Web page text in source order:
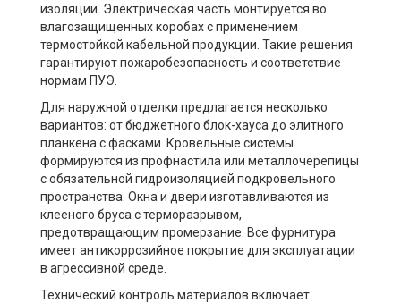
изоляции. Электрическая часть монтируется во
влагозащищенных коробах с применением
термостойкой кабельной продукции. Такие решения
гарантируют пожаробезопасность и соответствие
нормам ПУЭ.
Для наружной отделки предлагается несколько
вариантов: от бюджетного блок-хауса до элитного
планкена с фасками. Кровельные системы
формируются из профнастила или металлочерепицы
с обязательной гидроизоляцией подкровельного
пространства. Окна и двери изготавливаются из
клееного бруса с терморазрывом,
предотвращающим промерзание. Все фурнитура
имеет антикоррозийное покрытие для эксплуатации
в агрессивной среде.
Технический контроль материалов включает